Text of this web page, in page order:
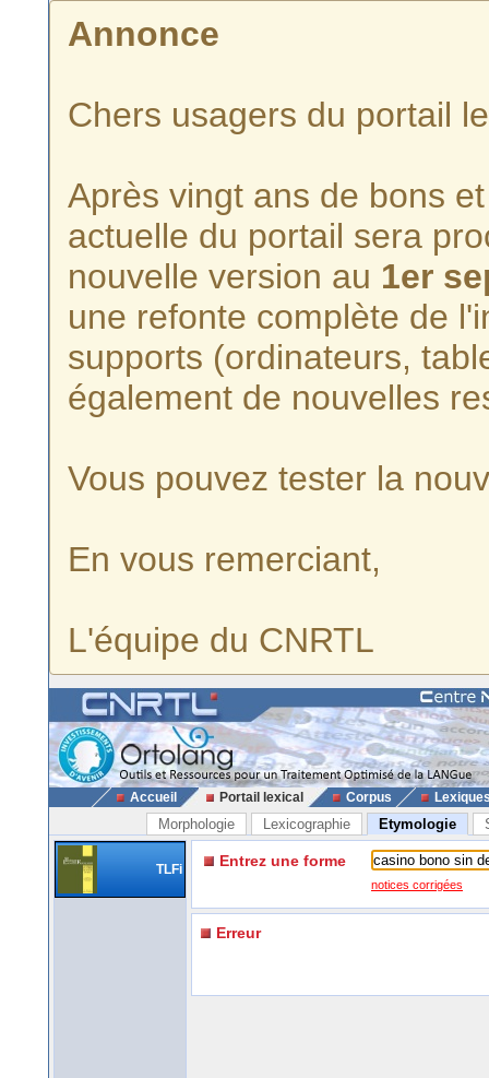
Annonce
Chers usagers du portail
Après vingt ans de bons
actuelle du portail sera
nouvelle version au 1er
une refonte complète de
supports (ordinateurs,
également de nouvelles
Vous pouvez tester la
En vous remerciant,
L'équipe du CNRTL
Accueil Portail lexical Corpus
Morphologie Lexicographie Etymologie
TLFi Entrez une forme
notices corrigées
Erreur